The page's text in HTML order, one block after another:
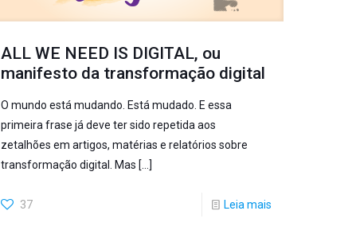
ALL WE NEED IS DIGITAL, ou
manifesto da transformação digital
O mundo está mudando. Está mudado. E essa
primeira frase já deve ter sido repetida aos
zetalhões em artigos, matérias e relatórios sobre
transformação digital. Mas […]
37 Leia mais